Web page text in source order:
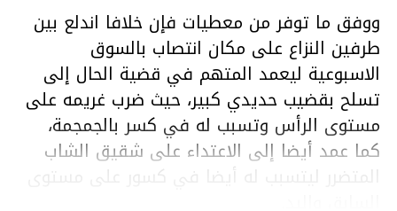
ووفق ما توفر من معطيات فإن خلافا اندلع بين
طرفين النزاع على مكان انتصاب بالسوق
الاسبوعية ليعمد المتهم في قضية الحال إلى
تسلح بقضيب حديدي كبير، حيث ضرب غريمه على
مستوى الرأس وتسبب له في كسر بالجمجمة،
كما عمد أيضا إلى الاعتداء على شقيق الشاب
المتضرر ليتسبب له أيضا في كسور على مستوى